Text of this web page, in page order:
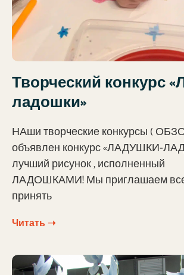
Творческий конкурс
ладошки»
НАши творческие конкурсы (
объявлен конкурс «ЛАДУШКИ-
лучший рисунок , исполненный
ЛАДОШКАМИ! Мы приглашаем
принять
Читать ➝